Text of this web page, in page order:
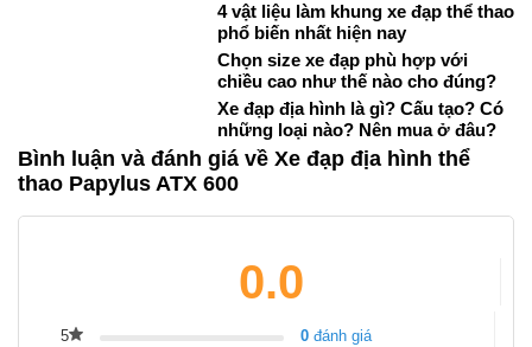
4 vật liệu làm khung xe đạp thể thao
phổ biến nhất hiện nay
Chọn size xe đạp phù hợp với
chiều cao như thế nào cho đúng?
Xe đạp địa hình là gì? Cấu tạo? Có
những loại nào? Nên mua ở đâu?
Bình luận và đánh giá về Xe đạp địa hình thể
thao Papylus ATX 600
0.0
5 0 đánh giá